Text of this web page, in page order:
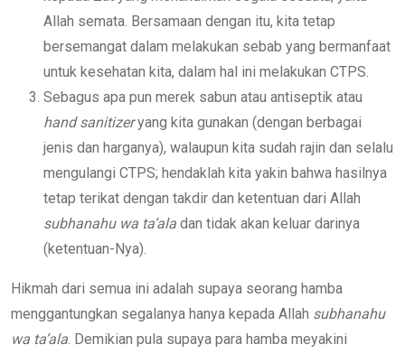
Allah semata. Bersamaan dengan itu, kita tetap
bersemangat dalam melakukan sebab yang bermanfaat
untuk kesehatan kita, dalam hal ini melakukan CTPS.
Sebagus apa pun merek sabun atau antiseptik atau
hand sanitizeryang kita gunakan (dengan berbagai
jenis dan harganya), walaupun kita sudah rajin dan selalu
mengulangi CTPS; hendaklah kita yakin bahwa hasilnya
tetap terikat dengan takdir dan ketentuan dari Allah
subhanahu wa ta’ala dan tidak akan keluar darinya
(ketentuan-Nya).
Hikmah dari semua ini adalah supaya seorang hamba
menggantungkan segalanya hanya kepada Allah subhanahu
wa ta’ala. Demikian pula supaya para hamba meyakini